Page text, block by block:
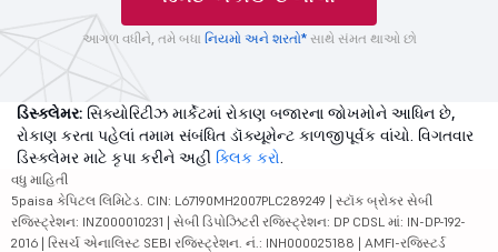
આગળ વધીને, તમે બધા નિયમો અને શરતો*સાથે સંમત થાઓ છો
ડિસ્ક્લેમર: સિક્યોરિટીઝ માર્કેટમાં રોકાણ બજારના જોખમોને આધિન છે,
રોકાણ કરતા પહેલાં તમામ સંબંધિત ડૉક્યૂમેન્ટ કાળજીપૂર્વક વાંચો. વિગતવાર
ડિસ્ક્લેમર માટે કૃપા કરીને અહીં ક્લિક કરો.
વધુ માહિતી
5paisa કેપિટલ લિમિટેડ. CIN: L67190MH2007PLC289249 | સ્ટૉક બ્રોકર સેબી
રજિસ્ટ્રેશન: INZ000010231 | સેબી ડિપોઝિટરી રજિસ્ટ્રેશન: DP CDSL માં: IN-DP-192-
2016 | રિસર્ચ એનાલિસ્ટ SEBI રજિસ્ટ્રેશન. નં.: INH000025188 | AMFI-રજિસ્ટર્ડ